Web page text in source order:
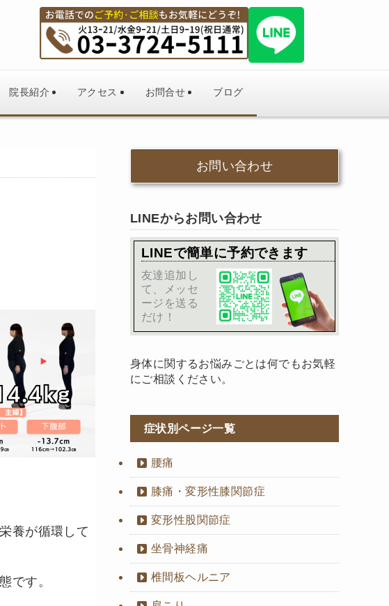
院長紹介 アクセス お問合せ ブログ
養が循環して
です。
お問い合わせ
LINEからお問い合わせ
LINEで簡単に予約できます
友達追加し
て、メッセ
ージを送る
だけ！
身体に関するお悩みごとは何でもお気軽
にご相談ください。
症状別ページ一覧
腰痛
膝痛・変形性膝関節症
変形性股関節症
坐骨神経痛
椎間板ヘルニア